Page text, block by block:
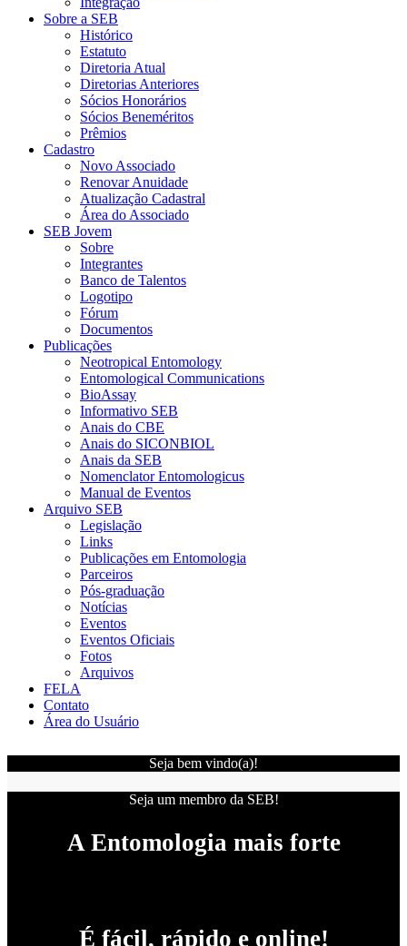
Sobre a SEB
Histórico
Estatuto
Diretoria Atual
Diretorias Anteriores
Sócios Honorários
Sócios Beneméritos
Prêmios
Cadastro
Novo Associado
Renovar Anuidade
Atualização Cadastral
Área do Associado
SEB Jovem
Sobre
Integrantes
Banco de Talentos
Logotipo
Fórum
Documentos
Publicações
Neotropical Entomology
Entomological Communications
BioAssay
Informativo SEB
Anais do CBE
Anais do SICONBIOL
Anais da SEB
Nomenclator Entomologicus
Manual de Eventos
Arquivo SEB
Legislação
Links
Publicações em Entomologia
Parceiros
Pós-graduação
Notícias
Eventos
Eventos Oficiais
Fotos
Arquivos
FELA
Contato
Área do Usuário
Seja bem vindo(a)!
Seja um membro da SEB!
A Entomologia mais forte
É fácil, rápido e online!